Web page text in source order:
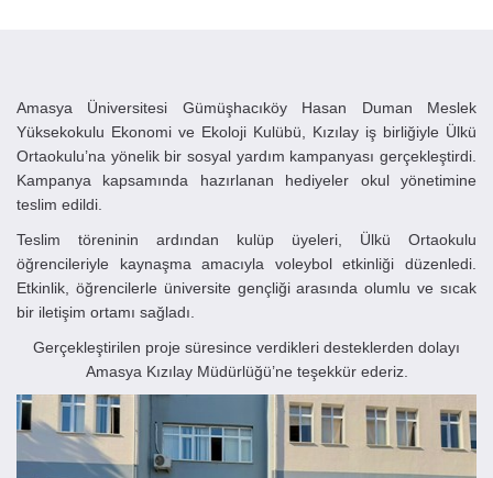
Amasya Üniversitesi Gümüşhacıköy Hasan Duman Meslek
Yüksekokulu Ekonomi ve Ekoloji Kulübü, Kızılay iş birliğiyle Ülkü
Ortaokulu’na yönelik bir sosyal yardım kampanyası gerçekleştirdi.
Kampanya kapsamında hazırlanan hediyeler okul yönetimine
teslim edildi.
Teslim töreninin ardından kulüp üyeleri, Ülkü Ortaokulu
öğrencileriyle kaynaşma amacıyla voleybol etkinliği düzenledi.
Etkinlik, öğrencilerle üniversite gençliği arasında olumlu ve sıcak
bir iletişim ortamı sağladı.
Gerçekleştirilen proje süresince verdikleri desteklerden dolayı
Amasya Kızılay Müdürlüğü’ne teşekkür ederiz.